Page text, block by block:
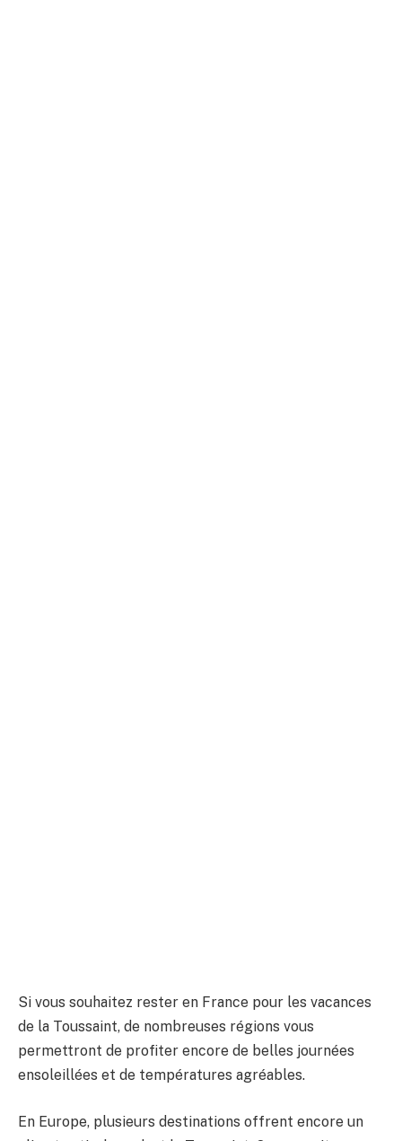
Si vous souhaitez rester en France pour les vacances
de la Toussaint, de nombreuses régions vous
permettront de profiter encore de belles journées
ensoleillées et de températures agréables.
En Europe, plusieurs destinations offrent encore un